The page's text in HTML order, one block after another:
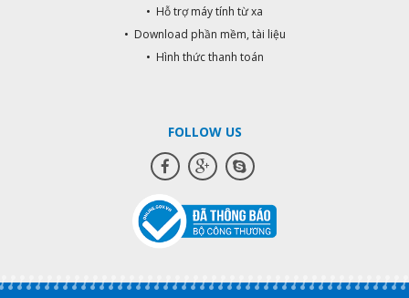
• Hỗ trợ máy tính từ xa
• Download phần mềm, tài liệu
• Hình thức thanh toán
FOLLOW US